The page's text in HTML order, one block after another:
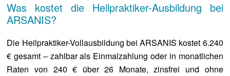
Was kostet die Heilpraktiker-Ausbildung bei
ARSANIS?
Die Heilpraktiker-Vollausbildung bei ARSANIS kostet 6.240
€ gesamt – zahlbar als Einmalzahlung oder in monatlichen
Raten von 240 € über 26 Monate, zinsfrei und ohne